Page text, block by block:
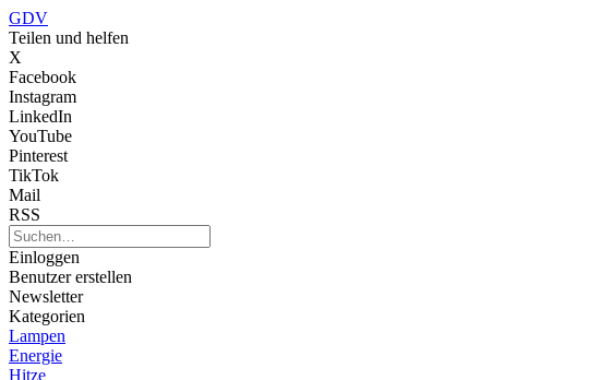
GDV
Teilen und helfen
X
Facebook
Instagram
LinkedIn
YouTube
Pinterest
TikTok
Mail
RSS
Einloggen
Benutzer erstellen
Newsletter
Kategorien
Lampen
Energie
Hitze